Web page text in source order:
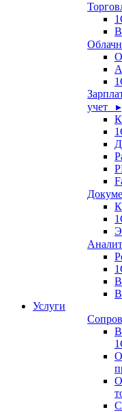
учет ▸
Услуги